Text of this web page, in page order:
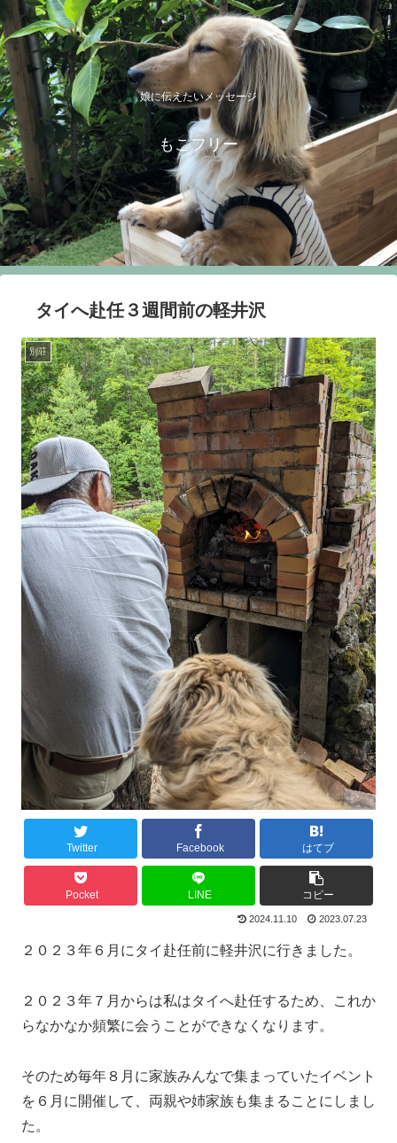
娘に伝えたいメッセージ
もこフリー
タイへ赴任３週間前の軽井沢
別荘
Twitter Facebook はてブ
Pocket LINE コピー
2024.11.10 2023.07.23
２０２３年６月にタイ赴任前に軽井沢に行きました。
２０２３年７月からは私はタイへ赴任するため、これか
らなかなか頻繁に会うことができなくなります。
そのため毎年８月に家族みんなで集まっていたイベント
を６月に開催して、両親や姉家族も集まることにしまし
た。